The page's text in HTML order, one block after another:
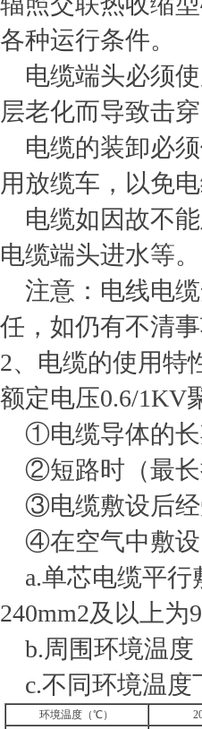
各种运行条件。
电缆端头必须使
层老化而导致击穿
电缆的装卸必须
用放缆车，以免
电缆如因故不能
电缆端头进水等。
注意：电线电缆
任，如仍有不清
2、电缆的使用特
额定电压0.6/1KV
①电缆导体的长
②短路时（最长
③电缆敷设后经
④在空气中敷设
a.单芯电缆平行
240mm2及以上为
b.周围环境温度
c.不同环境温度
环境温度（℃）